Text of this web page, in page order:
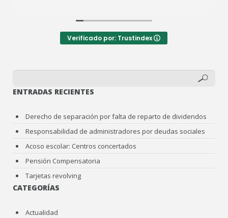
Verificado por: Trustindex
ENTRADAS RECIENTES
Derecho de separación por falta de reparto de dividendos
Responsabilidad de administradores por deudas sociales
Acoso escolar: Centros concertados
Pensión Compensatoria
Tarjetas revolving
CATEGORÍAS
Actualidad